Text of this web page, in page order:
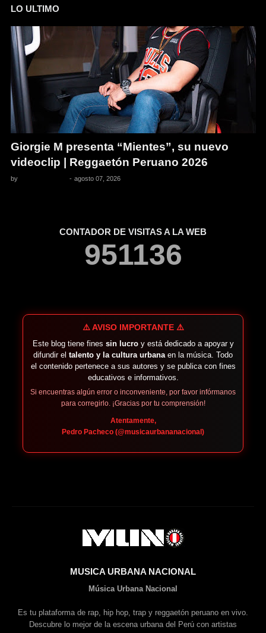
LO ULTIMO
Giorgie M presenta “Mientes”, su nuevo
videoclip | Reggaetón Peruano 2026
by - agosto 07, 2026
CONTADOR DE VISITAS A LA WEB
951136
⚠️ AVISO IMPORTANTE ⚠️
Este blog tiene fines sin lucroy está dedicado a apoyar y
difundir el talento y la cultura urbanaen la música. Todo
el contenido pertenece a sus autores y se publica con fines
educativos e informativos.
Si encuentras algún error o inconveniente, por favor infórmanos
para corregirlo. ¡Gracias por tu comprensión!
Atentamente,
Pedro Pacheco (@musicaurbananacional)
MUSICA URBANA NACIONAL
Música Urbana Nacional
Es tu plataforma de rap, hip hop, trap y reggaetón peruano en vivo.
Descubre lo mejor de la escena urbana del Perú con artistas